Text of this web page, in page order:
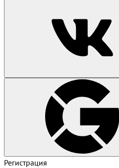
Регистрация